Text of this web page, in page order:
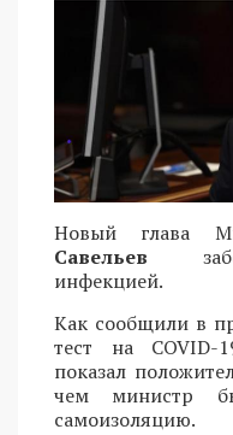
Новый глава
Савельев
инфекцией.
Как сообщили в
тест на COVID-
показал
чем министр
самоизоляцию.